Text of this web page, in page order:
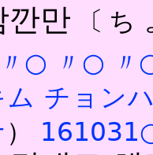
깐만 〔
〃○ 〃○ 〃
ム チョン
）